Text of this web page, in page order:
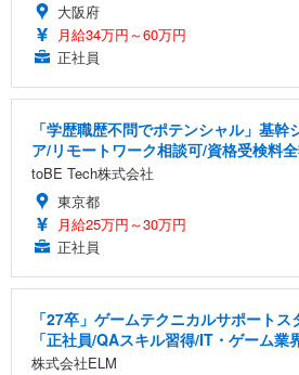
大阪府
月給34万円～60万円
正社員
「学歴職歴不問でポテンシャル」基幹
ア/リモートワーク相談可/資格受検料
toBE Tech株式会社
東京都
月給25万円～30万円
正社員
「27卒」ゲームテクニカルサポート
「正社員/QAスキル習得/IT・ゲーム業
株式会社ELM